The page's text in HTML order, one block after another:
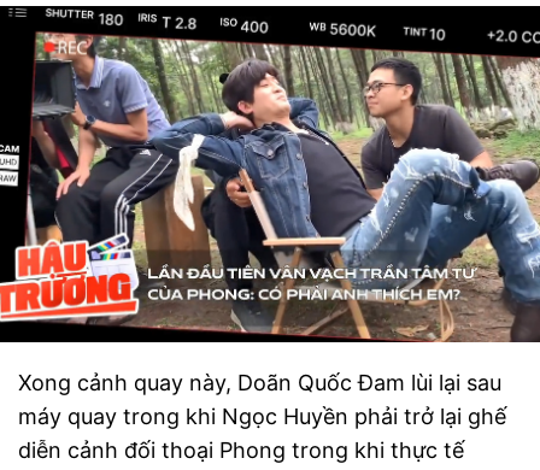
Xong cảnh quay này, Doãn Quốc Đam lùi lại sau
máy quay trong khi Ngọc Huyền phải trở lại ghế
diễn cảnh đối thoại Phong trong khi thực tế